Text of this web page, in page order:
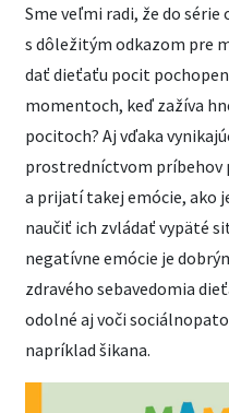
Sme veľmi radi, že do
s dôležitým odkazom pre
dať dieťaťu pocit
momentoch, keď zažíva
pocitoch? Aj vďaka
prostredníctvom príbehov
a prijatí takej emócie, ako
naučiť ich zvládať vypäté
negatívne emócie je
zdravého sebavedomia
odolné aj voči
napríklad šikana.